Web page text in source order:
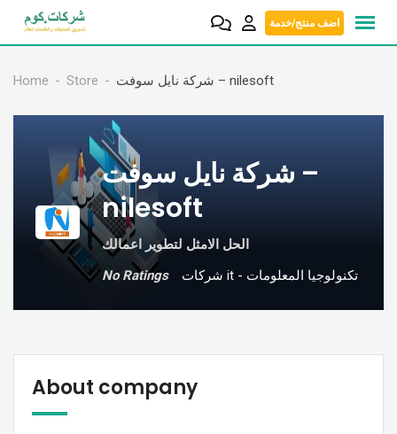
اضف منتج/خدمة
Home Store شركة نايل سوفت – nilesoft
شركة نايل سوفت –
nilesoft
الحل الامثل لتطوير اعمالك
No Ratings
شركات it - تكنولوجيا المعلومات
About company